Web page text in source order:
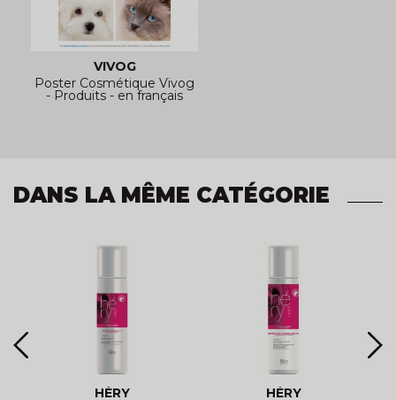
VIVOG
Poster Cosmétique Vivog
- Produits - en français
DANS LA MÊME CATÉGORIE
HÉRY HÉRY